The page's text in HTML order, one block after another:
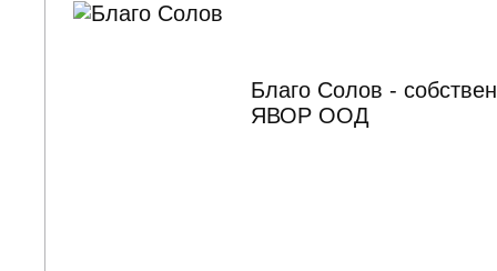
Благо Солов -
ЯВОР ООД